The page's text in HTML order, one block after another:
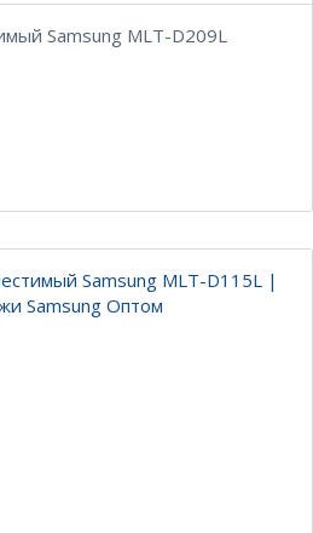
Samsung MLT-D209L